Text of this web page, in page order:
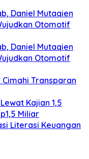
Daniel Mutaqien
Otomotif
Daniel Mutaqien
Otomotif
Cimahi Transparan
Kajian 1,5
Miliar
Literasi Keuangan